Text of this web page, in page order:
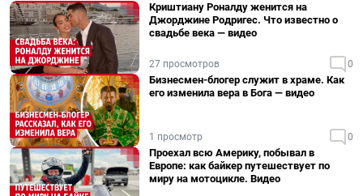
Криштиану Роналду женится на
Джорджине Родригес. Что известно о
свадьбе века — видео
27 просмотров 0
Бизнесмен-блогер служит в храме. Как
его изменила вера в Бога — видео
1 просмотр 0
Проехал всю Америку, побывал в
Европе: как байкер путешествует по
миру на мотоцикле. Видео